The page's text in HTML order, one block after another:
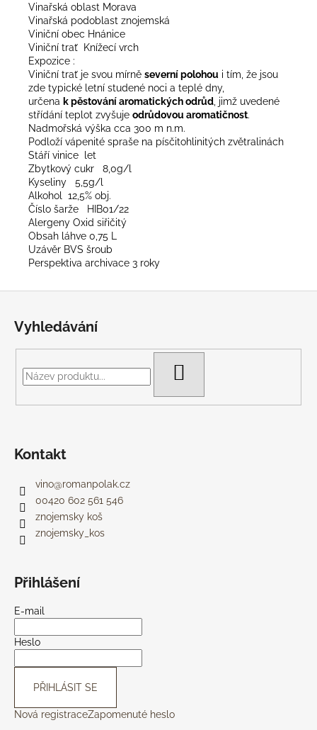
Vinařská oblast Morava
Vinařská podoblast znojemská
Viniční obec Hnánice
Viniční trať Knížecí vrch
Expozice :
Viniční trať je svou mírně severní polohou i tím, že jsou
zde typické letní studené noci a teplé dny,
určena k pěstování aromatických odrůd , jimž uvedené
střídání teplot zvyšuje odrůdovou aromatičnost.
Nadmořská výška cca 300 m n.m.
Podloží vápenité spraše na písčitohlinitých zvětralinách
Stáří vinice let
Zbytkový cukr 8,0g/l
Kyseliny 5,5g/l
Alkohol 12,5% obj.
Číslo šarže HIB01/22
Alergeny Oxid siřičitý
Obsah láhve 0,75 L
Uzávěr BVS šroub
Perspektiva archivace 3 roky
Vyhledávání
Kontakt
vino@romanpolak.cz
00420 602 561 546
znojemsky koš
znojemsky_kos
Přihlášení
E-mail
Heslo
PŘIHLÁSIT SE
Nová registraceZapomenuté heslo